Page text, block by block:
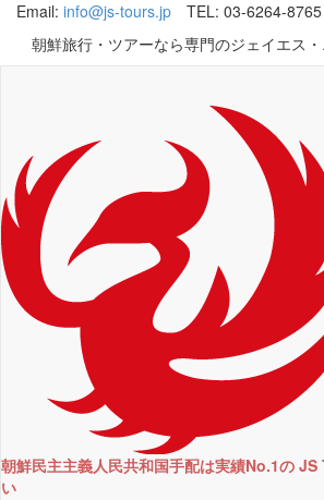
Email: info@js-tours.jp
TEL: 03-6264-8765
朝鮮旅行・ツアーなら専門のジェイエス
朝鮮民主主義人民共和国手配は実績No.1の JS
い